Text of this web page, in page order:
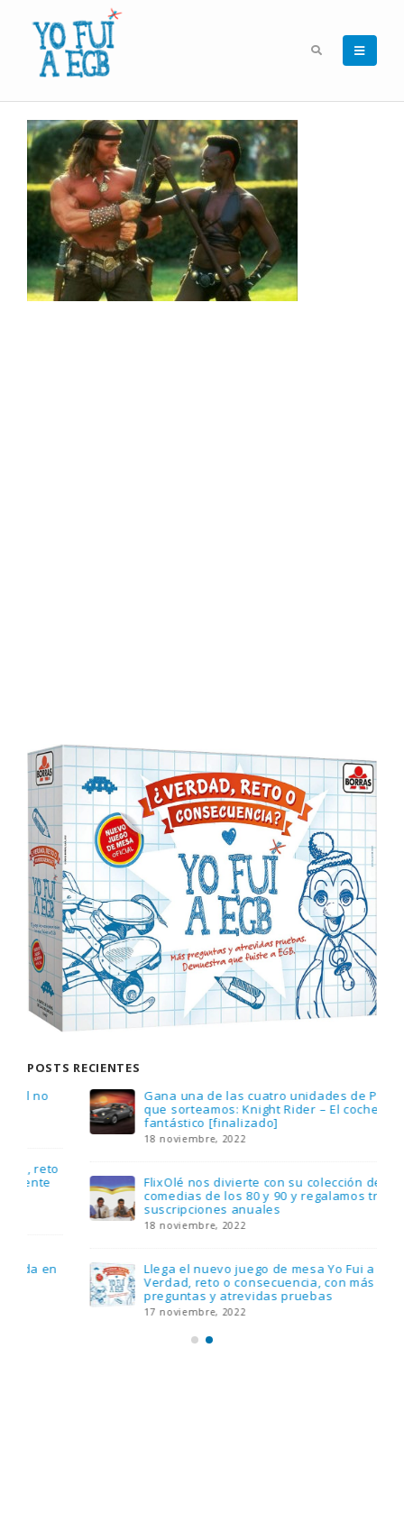
POSTS RECIENTES
Gana una de las cuatro unidades de PLAYMOBIL
que sorteamos: Knight Rider – El coche
fantástico [finalizado]
18 noviembre, 2022
FlixOlé nos divierte con su colección de
comedias de los 80 y 90 y regalamos tres
suscripciones anuales
18 noviembre, 2022
Llega el nuevo juego de mesa Yo Fui a EGB:
Verdad, reto o consecuencia, con más
preguntas y atrevidas pruebas
17 noviembre, 2022